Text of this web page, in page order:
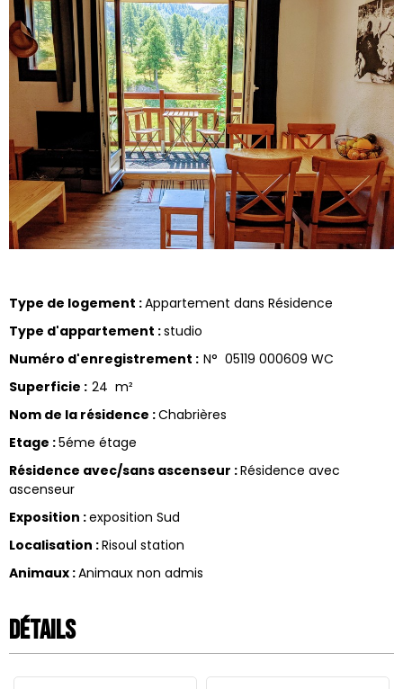
Type de logement :Appartement dans Résidence
Type d'appartement :studio
Numéro d'enregistrement : N° 05119 000609 WC
Superficie : 24 m²
Nom de la résidence :Chabrières
Etage :5éme étage
Résidence avec/sans ascenseur :Résidence avec
ascenseur
Exposition :exposition Sud
Localisation :Risoul station
Animaux :Animaux non admis
Détails